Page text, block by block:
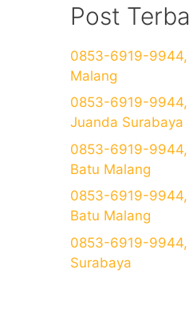
Post
0853-6919-9944,
Malang
0853-6919-9944,
Juanda Surabaya
0853-6919-9944,
Batu Malang
0853-6919-9944,
Batu Malang
0853-6919-9944,
Surabaya